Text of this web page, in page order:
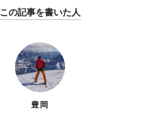
この記事を書いた人
豊岡